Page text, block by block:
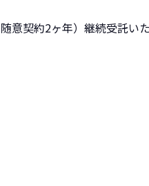
意契約2ヶ年）継続受託い